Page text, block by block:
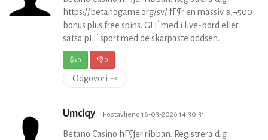
https://betanogame.org/sv/ fГ¶r en massiv в‚¬500
bonus plus free spins. GГҐ med i live-bord eller
satsa pГҐ sport med de skarpaste oddsen.
👍0 👎0
Odgovori ⇾
Umclqy Postavljeno 16-03-2026 14:30:31
Betano Casino hГ¶jer ribban. Registrera dig